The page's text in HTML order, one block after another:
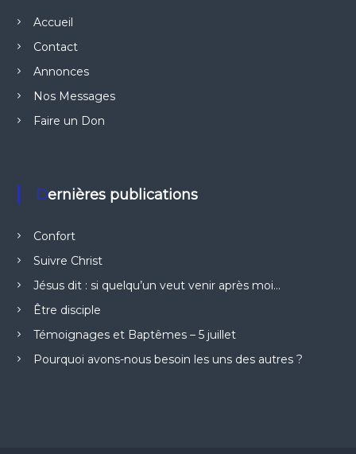
Accueil
Contact
Annonces
Nos Messages
Faire un Don
Dernières publications
Confort
Suivre Christ
Jésus dit : si quelqu’un veut venir après moi…
Être disciple
Témoignages et Baptêmes – 5 juillet
Pourquoi avons-nous besoin les uns des autres ?